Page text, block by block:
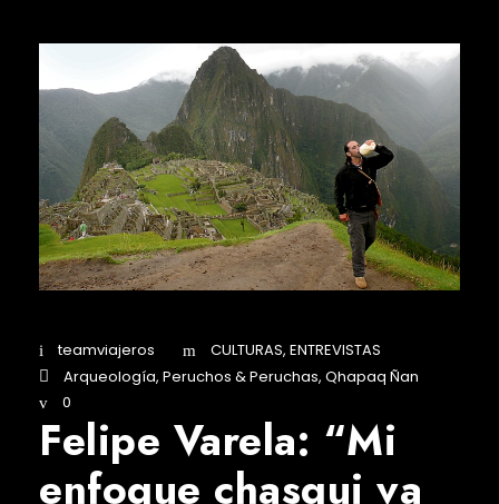
teamviajeros CULTURAS, ENTREVISTAS
Arqueología, Peruchos & Peruchas, Qhapaq Ñan
0
Felipe Varela: “Mi
enfoque chasqui va